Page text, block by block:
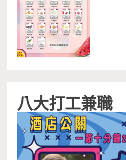
八大打工兼職